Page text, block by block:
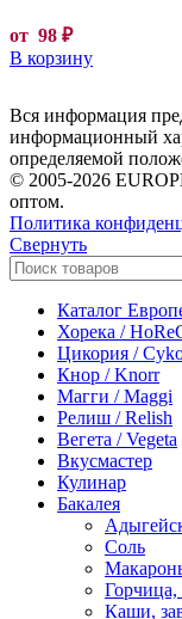
от 98 ₽
В корзину
Вся информация
информационный
определяемой
© 2005-2026
оптом.
Политика
Свернуть
Каталог
Хорека /
Цикория /
Кнор / Knorr
Магги / Maggi
Релиш / Relish
Вегета / Vegeta
Вкусмастер
Кулинар
Бакалея
Соль
Каши,